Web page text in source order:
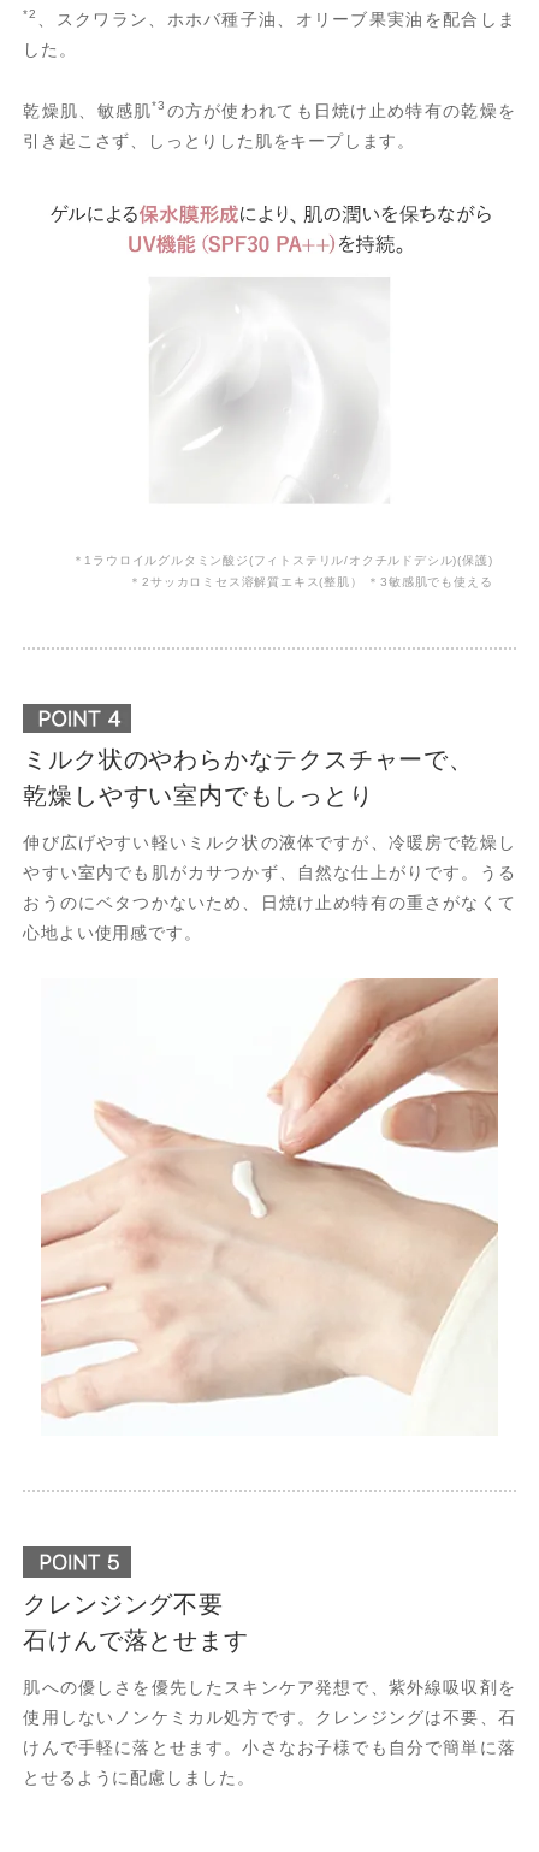
*2
、スクワラン、ホホバ種子油、オリーブ果実油を配合しま
した。
乾燥肌、敏感肌*3 の方が使われても日焼け止め特有の乾燥を
引き起こさず、しっとりした肌をキープします。
＊1ラウロイルグルタミン酸ジ(フィトステリル/オクチルドデシル)(保護)
＊2サッカロミセス溶解質エキス(整肌） ＊3敏感肌でも使える
ミルク状のやわらかなテクスチャーで、
乾燥しやすい室内でもしっとり
伸び広げやすい軽いミルク状の液体ですが、冷暖房で乾燥し
やすい室内でも肌がカサつかず、自然な仕上がりです。うる
おうのにベタつかないため、日焼け止め特有の重さがなくて
心地よい使用感です。
クレンジング不要
石けんで落とせます
肌への優しさを優先したスキンケア発想で、紫外線吸収剤を
使用しないノンケミカル処方です。クレンジングは不要、石
けんで手軽に落とせます。小さなお子様でも自分で簡単に落
とせるように配慮しました。